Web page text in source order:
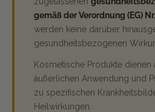
gemäß der Verordnung (EG)
werden keine darüber
gesundheitsbezogenen
Kosmetische Produkte
äußerlichen Anwendung und
zu spezifischen
Heilwirkungen.